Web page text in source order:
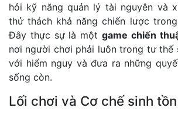
hỏi kỹ năng quản lý tài nguyên và
thử thách khả năng chiến lược
Đây thực sự là một game chiến
nơi người chơi phải luôn trong tư thế
với hiểm nguy và đưa ra những
sống còn.
Lối chơi và Cơ chế sinh tồn